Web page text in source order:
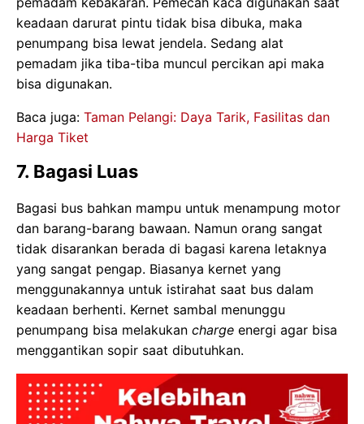
keadaan darurat pintu tidak bisa dibuka, maka
penumpang bisa lewat jendela. Sedang alat
pemadam jika tiba-tiba muncul percikan api maka
bisa digunakan.
Baca juga: Taman Pelangi: Daya Tarik, Fasilitas dan
Harga Tiket
7. Bagasi Luas
Bagasi bus bahkan mampu untuk menampung motor
dan barang-barang bawaan. Namun orang sangat
tidak disarankan berada di bagasi karena letaknya
yang sangat pengap. Biasanya kernet yang
menggunakannya untuk istirahat saat bus dalam
keadaan berhenti. Kernet sambal menunggu
penumpang bisa melakukan charge energi agar bisa
menggantikan sopir saat dibutuhkan.